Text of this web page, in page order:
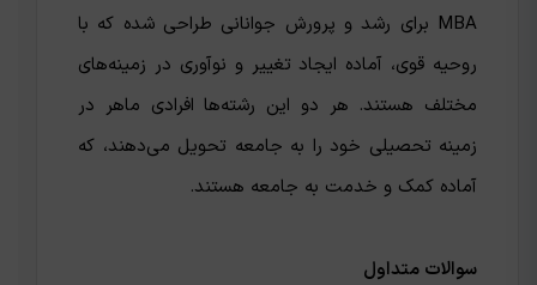
MBA برای رشد و پرورش جوانانی طراحی شده که با
روحیه قوی، آماده ایجاد تغییر و نوآوری در زمینه‌های
مختلف هستند. هر دو این رشته‌ها افرادی ماهر در
زمینه تحصیلی خود را به جامعه تحویل می‌دهند، که
آماده کمک و خدمت به جامعه هستند.
سوالات متداول